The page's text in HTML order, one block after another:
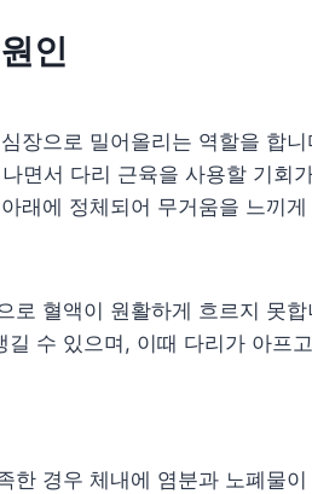
인
장으로 밀어올리는 역할을 합
면서 다리 근육을 사용할 기회
래에 정체되어 무거움을 느끼게
로 혈액이 원활하게 흐르지 못
수 있으며, 이때 다리가 아프
한 경우 체내에 염분과 노폐물